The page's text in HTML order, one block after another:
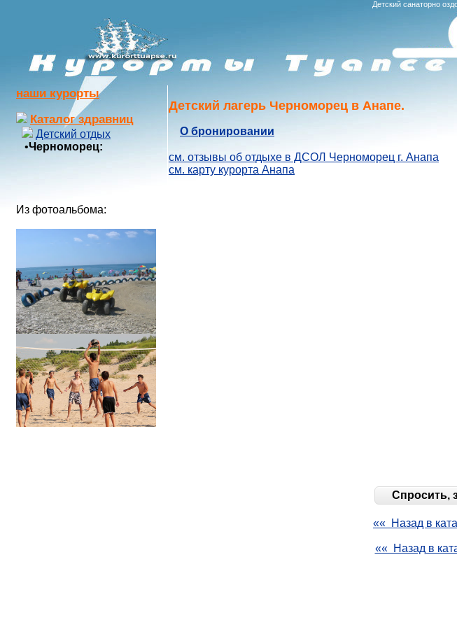
Детский санаторно
наши курорты
Каталог здравниц
Детский отдых
•Черноморец:
Из фотоальбома:
Детский лагерь Черноморец в Анапе.
О бронировании
см. отзывы об отдыхе в ДСОЛ Черноморец г. Анапа
см. карту курорта Анапа
Спросить,
«« Назад в
«« Назад в